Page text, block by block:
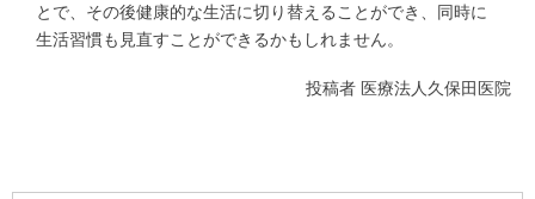
とで、その後健康的な生活に切り替えることができ、同時に
生活習慣も見直すことができるかもしれません。
投稿者 医療法人久保田医院